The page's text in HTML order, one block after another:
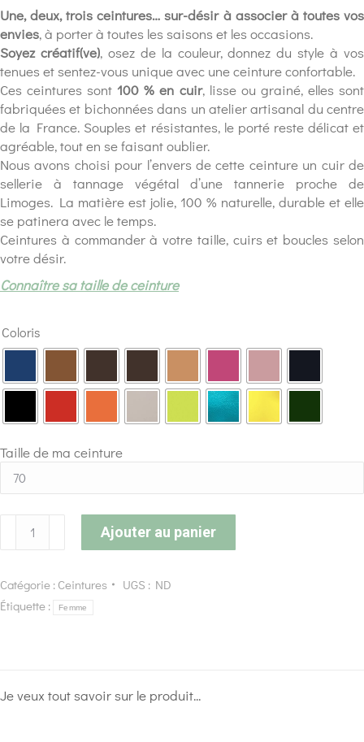
Une, deux, trois ceintures… sur-désir à associer à toutes vos
envies, à porter à toutes les saisons et les occasions.
Soyez créatif(ve), osez de la couleur, donnez du style à vos
tenues et sentez-vous unique avec une ceinture confortable.
Ces ceintures sont 100 % en cuir, lisse ou grainé, elles sont
fabriquées et bichonnées dans un atelier artisanal du centre
de la France. Souples et résistantes, le porté reste délicat et
agréable, tout en se faisant oublier.
Nous avons choisi pour l’envers de cette ceinture un cuir de
sellerie à tannage végétal d’une tannerie proche de
Limoges. La matière est jolie, 100 % naturelle, durable et elle
se patinera avec le temps.
Ceintures à commander à votre taille, cuirs et boucles selon
votre désir.
Connaître sa taille de ceinture
Coloris
Taille de ma ceinture
Ajouter au panier
Catégorie : Ceintures UGS : ND
Étiquette :
Femme
Je veux tout savoir sur le produit...